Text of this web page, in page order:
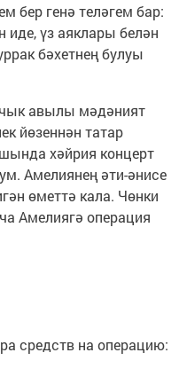
бер генә теләгем бар:
иде, үз аяклары белән
бәхетнең булуы
авылы мәдәният
йөзеннән татар
хәйрия концерт
Амелиянең әти-әнисе
өметтә кала. Чөнки
Амелиягә операция
средств на операцию: